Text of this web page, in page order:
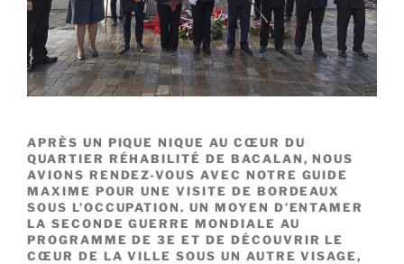
APRÈS UN PIQUE NIQUE AU CŒUR DU
QUARTIER RÉHABILITÉ DE BACALAN, NOUS
AVIONS RENDEZ-VOUS AVEC NOTRE GUIDE
MAXIME POUR UNE VISITE DE BORDEAUX
SOUS L’OCCUPATION. UN MOYEN D’ENTAMER
LA SECONDE GUERRE MONDIALE AU
PROGRAMME DE 3E ET DE DÉCOUVRIR LE
CŒUR DE LA VILLE SOUS UN AUTRE VISAGE,